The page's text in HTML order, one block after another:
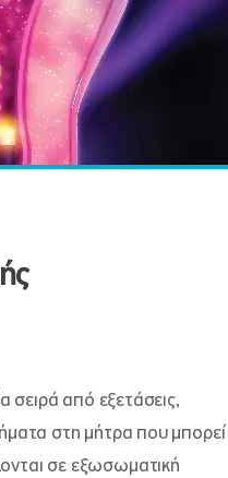
σειρά από εξετάσεις,
στη μήτρα που μπορεί
σε εξωσωματική